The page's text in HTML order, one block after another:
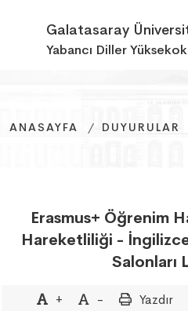
Galatasaray
Yabancı Diller
ANASAYFA DUYURULAR
ANASAYFA DUYURULAR
ANASAYFA DUYURULAR
Erasmus+ Öğrenim
Hareketliliği - İngilizce
Salonları
+ - Yazdır